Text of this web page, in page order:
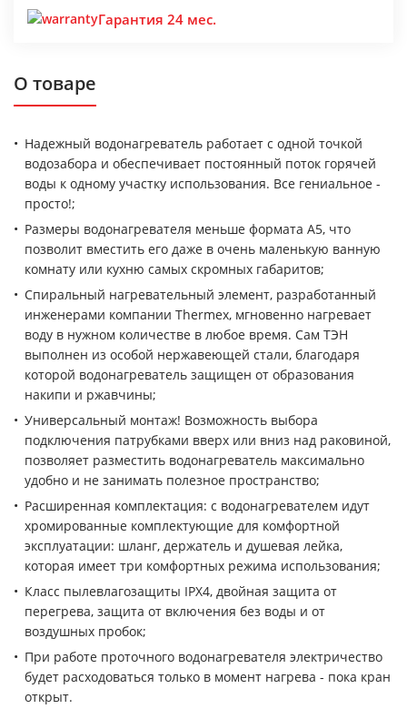
Гарантия 24 мес.
О товаре
Надежный водонагреватель работает с одной точкой
водозабора и обеспечивает постоянный поток горячей
воды к одному участку использования. Все гениальное -
просто!;
Размеры водонагревателя меньше формата А5, что
позволит вместить его даже в очень маленькую ванную
комнату или кухню самых скромных габаритов;
Спиральный нагревательный элемент, разработанный
инженерами компании Thermex, мгновенно нагревает
воду в нужном количестве в любое время. Сам ТЭН
выполнен из особой нержавеющей стали, благодаря
которой водонагреватель защищен от образования
накипи и ржавчины;
Универсальный монтаж! Возможность выбора
подключения патрубками вверх или вниз над раковиной,
позволяет разместить водонагреватель максимально
удобно и не занимать полезное пространство;
Расширенная комплектация: с водонагревателем идут
хромированные комплектующие для комфортной
эксплуатации: шланг, держатель и душевая лейка,
которая имеет три комфортных режима использования;
Класс пылевлагозащиты IPX4, двойная защита от
перегрева, защита от включения без воды и от
воздушных пробок;
При работе проточного водонагревателя электричество
будет расходоваться только в момент нагрева - пока кран
открыт.